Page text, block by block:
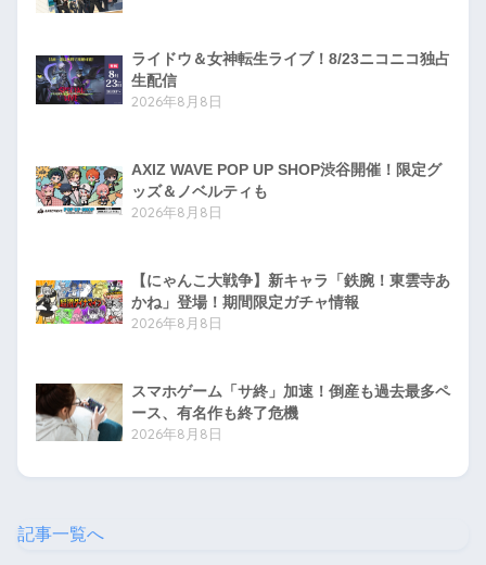
ライドウ＆女神転生ライブ！8/23ニコニコ独占
生配信
2026年8月8日
AXIZ WAVE POP UP SHOP渋谷開催！限定グ
ッズ＆ノベルティも
2026年8月8日
【にゃんこ大戦争】新キャラ「鉄腕！東雲寺あ
かね」登場！期間限定ガチャ情報
2026年8月8日
スマホゲーム「サ終」加速！倒産も過去最多ペ
ース、有名作も終了危機
2026年8月8日
記事一覧へ